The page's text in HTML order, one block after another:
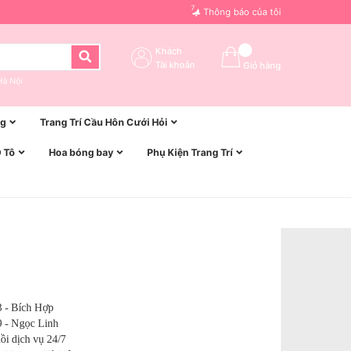
Thông báo của tôi
7
Nội
Giỏ hàng
Khách
Tài khoản
Trang Trí Cầu Hôn Cưới Hỏi
Tô Hoa bóng bay Phụ Kiện Trang Trí
- Bích Hợp
- Ngọc Linh
dịch vụ 24/7